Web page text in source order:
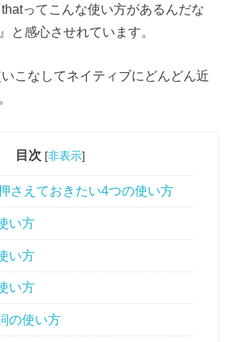
thatってこんな使い方があるんだな
と感心させれています。
いこなしてネイティブにどんどん近
目次 [非表示]
さえておきたい4つの使い方
い方
い方
い方
の使い方